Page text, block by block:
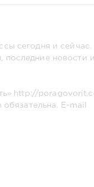
сегодня и сейчас.
новости
http://
обязательна. E-mail